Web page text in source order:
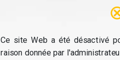
Ce site Web a été désactivé
raison donnée par